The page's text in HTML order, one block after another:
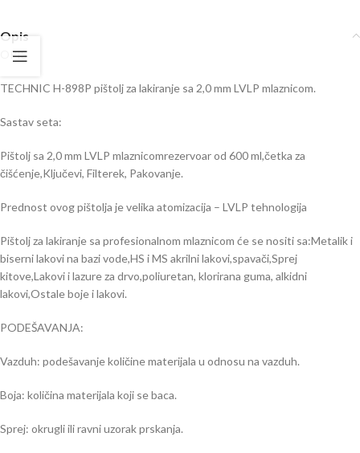
Opis
OPIS
TECHNIC H-898P pištolj za lakiranje sa 2,0 mm LVLP mlaznicom.
Sastav seta:
Pištolj sa 2,0 mm LVLP mlaznicomrezervoar od 600 ml,četka za
čišćenje,Ključevi, Filterek, Pakovanje.
Prednost ovog pištolja je velika atomizacija – LVLP tehnologija
Pištolj za lakiranje sa profesionalnom mlaznicom će se nositi sa:Metalik i
biserni lakovi na bazi vode,HS i MS akrilni lakovi,spavači,Sprej
kitove,Lakovi i lazure za drvo,poliuretan, klorirana guma, alkidni
lakovi,Ostale boje i lakovi.
PODEŠAVANJA:
Vazduh: podešavanje količine materijala u odnosu na vazduh.
Boja: količina materijala koji se baca.
Sprej: okrugli ili ravni uzorak prskanja.